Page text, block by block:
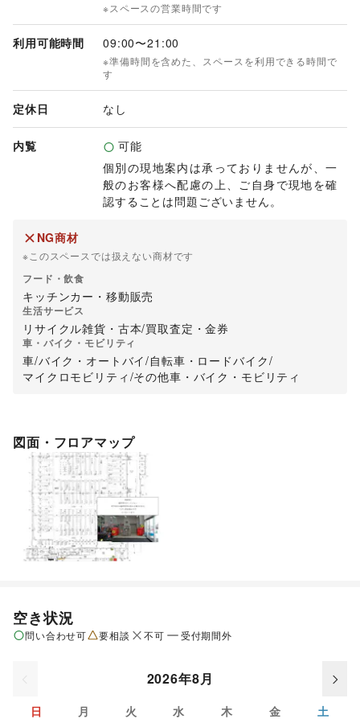
※スペースの営業時間です
利用可能時間 09:00〜21:00
※準備時間を含めた、スペースを利用できる時間で
す
定休日 なし
内覧
可能
個別の現地案内は承っておりませんが、一
般のお客様へ配慮の上、ご自身で現地を確
認することは問題ございません。
NG商材
※このスペースでは扱えない商材です
フード・飲食
キッチンカー・移動販売
生活サービス
リサイクル雑貨・古本/買取査定・金券
車・バイク・モビリティ
車/バイク・オートバイ/自転車・ロードバイク/
マイクロモビリティ /その他車・バイク・モビリティ
図面・フロアマップ
空き状況
問い合わせ可 要相談 不可 受付期間外
2026年8月
日 月 火 水 木 金 土